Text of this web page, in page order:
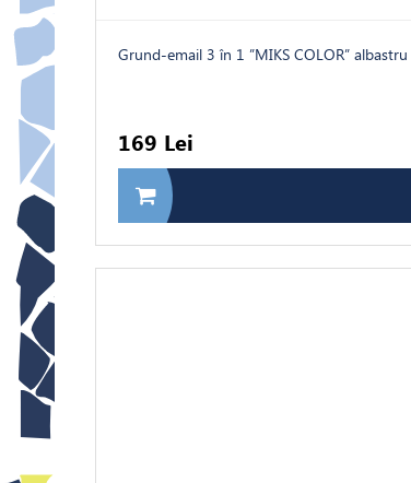
Grund-email 3 în 1 ”MIKS COLOR”
169 Lei